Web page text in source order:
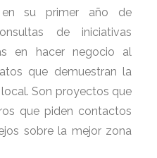
su primer año de
de iniciativas
en hacer negocio al
que demuestran la
Son proyectos que
que piden contactos
sobre la mejor zona